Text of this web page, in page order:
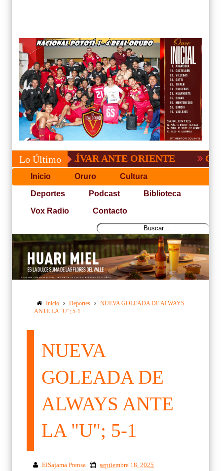
Lo Último
BOLÍVAR ANTE ORIENTE
Inicio Oruro Cultura
Deportes Podcast Biblioteca
Vox Radio Contacto
Inicio Deportes
NUEVA GOLEADA DE ALWAYS
ANTE LA "U"; 5-1
NUEVA
GOLEADA DE
ALWAYS ANTE
LA "U"; 5-1
ElSajama Prensa septiembre 18, 2025